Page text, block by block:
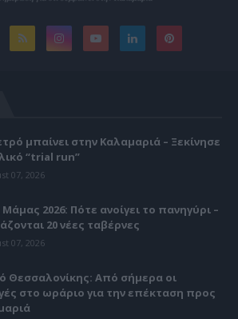
μπαίνει στην Καλαμαριά – Ξεκίνησε
“trial run”
07, 2026
Μάμας 2026: Πότε ανοίγει το πανηγύρι –
20 νέες ταβέρνες
07, 2026
Θεσσαλονίκης: Από σήμερα οι
στο ωράριο για την επέκταση προς